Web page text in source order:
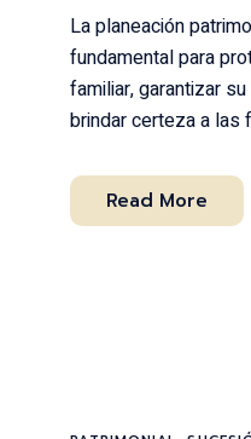
La planeación
fundamental para
familiar, garantizar
brindar certeza a las
Read More